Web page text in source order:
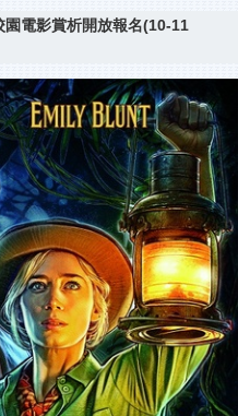
電影賞析開放報名(10-11